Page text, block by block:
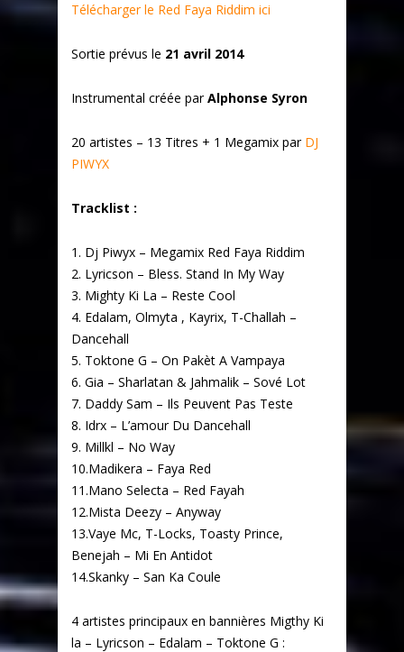
Télécharger le Red Faya Riddim ici
Sortie prévus le 21 avril 2014
Instrumental créée parAlphonse Syron
20 artistes – 13 Titres + 1 Megamix par DJ
PIWYX
Tracklist :
1. Dj Piwyx – Megamix Red Faya Riddim
2. Lyricson – Bless. Stand In My Way
3. Mighty Ki La – Reste Cool
4. Edalam, Olmyta , Kayrix, T-Challah –
Dancehall
5. Toktone G – On Pakèt A Vampaya
6. Gia – Sharlatan & Jahmalik – Sové Lot
7. Daddy Sam – Ils Peuvent Pas Teste
8. Idrx – L’amour Du Dancehall
9. Millkl – No Way
10.Madikera – Faya Red
11.Mano Selecta – Red Fayah
12.Mista Deezy – Anyway
13.Vaye Mc, T-Locks, Toasty Prince,
Benejah – Mi En Antidot
14.Skanky – San Ka Coule
4 artistes principaux en bannières Migthy Ki
la – Lyricson – Edalam – Toktone G :